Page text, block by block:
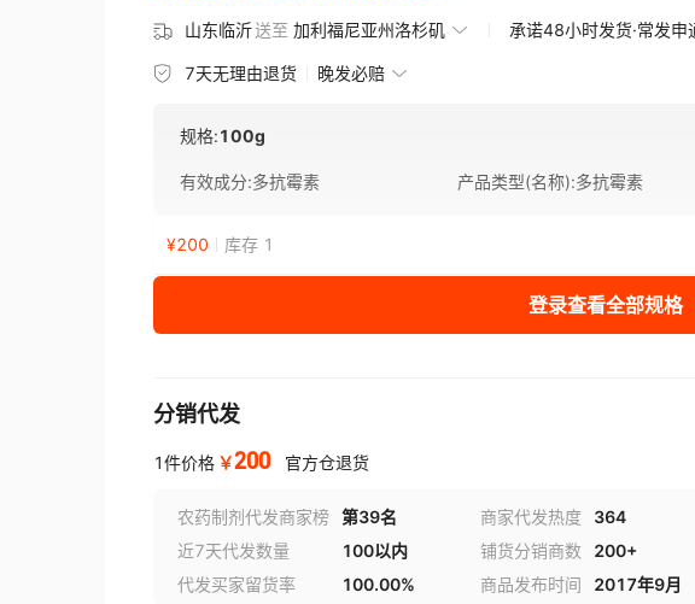
山东临沂送至 加利福尼亚州洛杉矶 承诺48小时发货·常发申
7天无理由退货 晚发必赔
规格:100g
有效成分:多抗霉素 产品类型(名称):多抗霉素
¥200 库存 1
登录查看全部规格
分销代发
1件价格 ￥200 官方仓退货
农药制剂代发商家榜 第39名 商家代发热度 364
近7天代发数量
100以内 铺货分销商数 200+
代发买家留货率
100.00% 商品发布时间 2017年9月